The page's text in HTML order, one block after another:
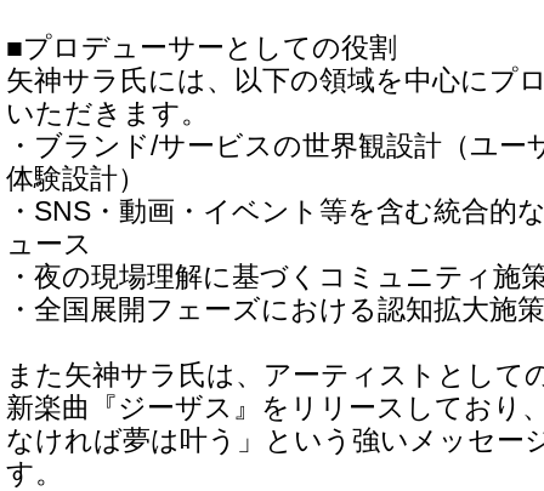
■プロデューサーとしての役割
矢神サラ氏には、以下の領域を中心にプ
いただきます。
・ブランド/サービスの世界観設計（ユー
体験設計）
・SNS・動画・イベント等を含む統合的
ュース
・夜の現場理解に基づくコミュニティ施
・全国展開フェーズにおける認知拡大施
また矢神サラ氏は、アーティストとして
新楽曲『ジーザス』をリリースしており
なければ夢は叶う」という強いメッセー
す。